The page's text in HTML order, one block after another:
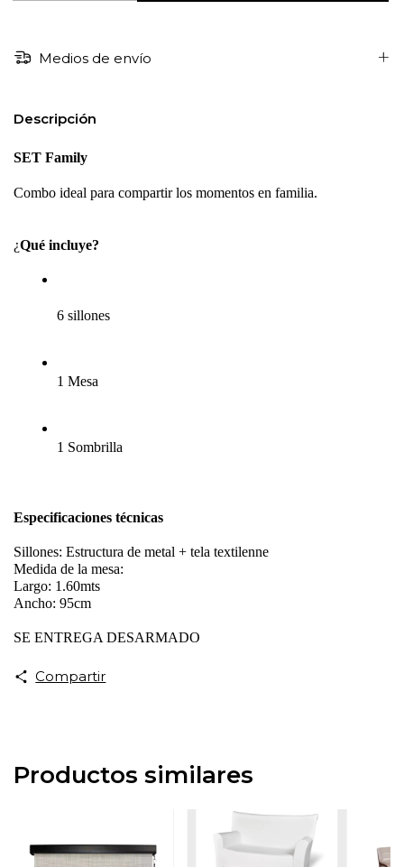
Medios de envío
Descripción
SET Family
Combo ideal para compartir los momentos en familia.
¿Qué incluye?
6 sillones
1 Mesa
1 Sombrilla
Especificaciones técnicas
Sillones: Estructura de metal + tela textilenne
Medida de la mesa:
Largo: 1.60mts
Ancho: 95cm
SE ENTREGA DESARMADO
Compartir
Productos similares